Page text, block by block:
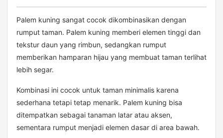
Palem kuning sangat cocok dikombinasikan dengan
rumput taman. Palem kuning memberi elemen tinggi dan
tekstur daun yang rimbun, sedangkan rumput
memberikan hamparan hijau yang membuat taman terlihat
lebih segar.
Kombinasi ini cocok untuk taman minimalis karena
sederhana tetapi tetap menarik. Palem kuning bisa
ditempatkan sebagai tanaman latar atau aksen,
sementara rumput menjadi elemen dasar di area bawah.